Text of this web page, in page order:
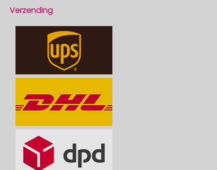
Verzending